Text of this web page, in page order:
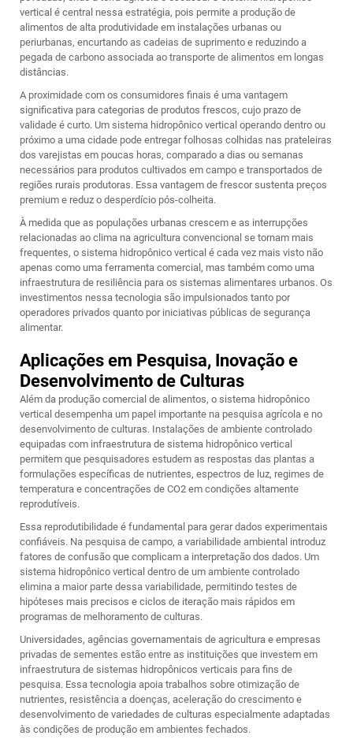
vertical é central nessa estratégia, pois permite a produção de
alimentos de alta produtividade em instalações urbanas ou
periurbanas, encurtando as cadeias de suprimento e reduzindo a
pegada de carbono associada ao transporte de alimentos em longas
distâncias.
A proximidade com os consumidores finais é uma vantagem
significativa para categorias de produtos frescos, cujo prazo de
validade é curto. Um sistema hidropônico vertical operando dentro ou
próximo a uma cidade pode entregar folhosas colhidas nas prateleiras
dos varejistas em poucas horas, comparado a dias ou semanas
necessários para produtos cultivados em campo e transportados de
regiões rurais produtoras. Essa vantagem de frescor sustenta preços
premium e reduz o desperdício pós-colheita.
À medida que as populações urbanas crescem e as interrupções
relacionadas ao clima na agricultura convencional se tornam mais
frequentes, o sistema hidropônico vertical é cada vez mais visto não
apenas como uma ferramenta comercial, mas também como uma
infraestrutura de resiliência para os sistemas alimentares urbanos. Os
investimentos nessa tecnologia são impulsionados tanto por
operadores privados quanto por iniciativas públicas de segurança
alimentar.
Aplicações em Pesquisa, Inovação e
Desenvolvimento de Culturas
Além da produção comercial de alimentos, o sistema hidropônico
vertical desempenha um papel importante na pesquisa agrícola e no
desenvolvimento de culturas. Instalações de ambiente controlado
equipadas com infraestrutura de sistema hidropônico vertical
permitem que pesquisadores estudem as respostas das plantas a
formulações específicas de nutrientes, espectros de luz, regimes de
temperatura e concentrações de CO2 em condições altamente
reprodutíveis.
Essa reprodutibilidade é fundamental para gerar dados experimentais
confiáveis. Na pesquisa de campo, a variabilidade ambiental introduz
fatores de confusão que complicam a interpretação dos dados. Um
sistema hidropônico vertical dentro de um ambiente controlado
elimina a maior parte dessa variabilidade, permitindo testes de
hipóteses mais precisos e ciclos de iteração mais rápidos em
programas de melhoramento de culturas.
Universidades, agências governamentais de agricultura e empresas
privadas de sementes estão entre as instituições que investem em
infraestrutura de sistemas hidropônicos verticais para fins de
pesquisa. Essa tecnologia apoia trabalhos sobre otimização de
nutrientes, resistência a doenças, aceleração do crescimento e
desenvolvimento de variedades de culturas especialmente adaptadas
às condições de produção em ambientes fechados.